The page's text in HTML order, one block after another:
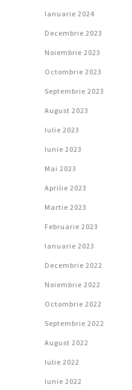
Ianuarie 2024
Decembrie 2023
Noiembrie 2023
Octombrie 2023
Septembrie 2023
August 2023
Iulie 2023
Iunie 2023
Mai 2023
Aprilie 2023
Martie 2023
Februarie 2023
Ianuarie 2023
Decembrie 2022
Noiembrie 2022
Octombrie 2022
Septembrie 2022
August 2022
Iulie 2022
Iunie 2022